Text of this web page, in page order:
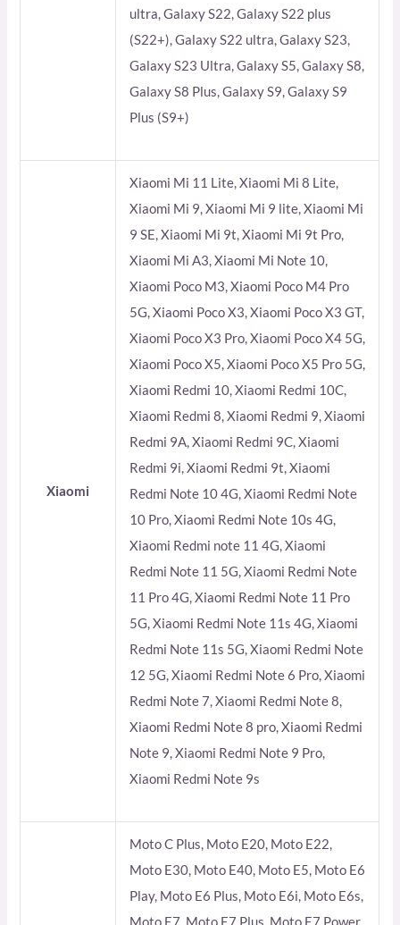
ultra, Galaxy S22, Galaxy S22 plus
(S22+), Galaxy S22 ultra, Galaxy S23,
Galaxy S23 Ultra, Galaxy S5, Galaxy S8,
Galaxy S8 Plus, Galaxy S9, Galaxy S9
Plus (S9+)
Xiaomi
Xiaomi Mi 11 Lite, Xiaomi Mi 8 Lite,
Xiaomi Mi 9, Xiaomi Mi 9 lite, Xiaomi Mi
9 SE, Xiaomi Mi 9t, Xiaomi Mi 9t Pro,
Xiaomi Mi A3, Xiaomi Mi Note 10,
Xiaomi Poco M3, Xiaomi Poco M4 Pro
5G, Xiaomi Poco X3, Xiaomi Poco X3 GT,
Xiaomi Poco X3 Pro, Xiaomi Poco X4 5G,
Xiaomi Poco X5, Xiaomi Poco X5 Pro 5G,
Xiaomi Redmi 10, Xiaomi Redmi 10C,
Xiaomi Redmi 8, Xiaomi Redmi 9, Xiaomi
Redmi 9A, Xiaomi Redmi 9C, Xiaomi
Redmi 9i, Xiaomi Redmi 9t, Xiaomi
Redmi Note 10 4G, Xiaomi Redmi Note
10 Pro, Xiaomi Redmi Note 10s 4G,
Xiaomi Redmi note 11 4G, Xiaomi
Redmi Note 11 5G, Xiaomi Redmi Note
11 Pro 4G, Xiaomi Redmi Note 11 Pro
5G, Xiaomi Redmi Note 11s 4G, Xiaomi
Redmi Note 11s 5G, Xiaomi Redmi Note
12 5G, Xiaomi Redmi Note 6 Pro, Xiaomi
Redmi Note 7, Xiaomi Redmi Note 8,
Xiaomi Redmi Note 8 pro, Xiaomi Redmi
Note 9, Xiaomi Redmi Note 9 Pro,
Xiaomi Redmi Note 9s
Moto C Plus, Moto E20, Moto E22,
Moto E30, Moto E40, Moto E5, Moto E6
Play, Moto E6 Plus, Moto E6i, Moto E6s,
Moto E7, Moto E7 Plus, Moto E7 Power,